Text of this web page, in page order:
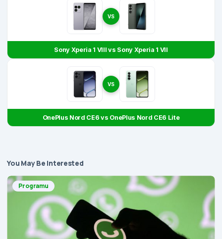
VS
Sony Xperia 1 VIII vs Sony Xperia 1 VII
VS
OnePlus Nord CE6 vs OnePlus Nord CE6 Lite
You May Be Interested
Programu